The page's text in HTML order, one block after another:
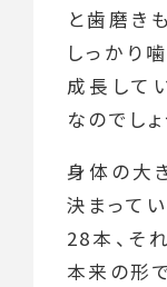
と歯磨き
しっかり
成長して
なのでしょ
身体の大
決まって
28本、そ
本来の形で